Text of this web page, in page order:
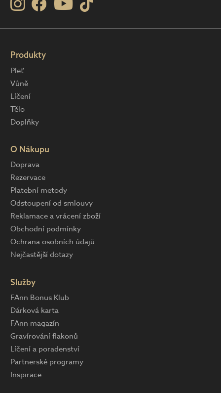
Produkty
Pleť
Vůně
Líčení
Tělo
Doplňky
O Nákupu
Doprava
Rezervace
Platební metody
Odstoupení od smlouvy
Reklamace a vrácení zboží
Obchodní podmínky
Ochrana osobních údajů
Nejčastější dotazy
Služby
FAnn Bonus Klub
Dárková karta
FAnn magazín
Gravírování flakonů
Líčení a poradenství
Partnerské programy
Inspirace